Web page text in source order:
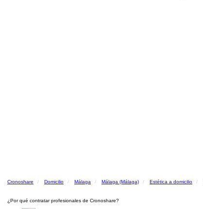
Cronoshare Domicilio Málaga Málaga (Málaga) Estética a domicilio
¿Por qué contratar profesionales de Cronoshare?